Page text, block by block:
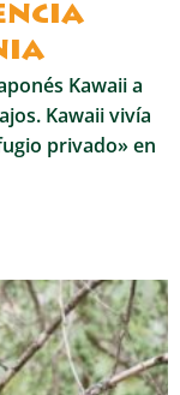
Kawaii a
Kawaii vivía
privado» en